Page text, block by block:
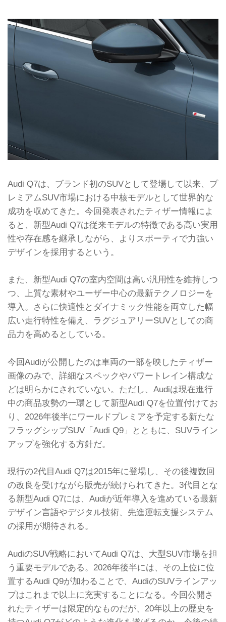
Audi Q7は、ブランド初のSUVとして登場して以来、プ
レミアムSUV市場における中核モデルとして世界的な
成功を収めてきた。今回発表されたティザー情報によ
ると、新型Audi Q7は従来モデルの特徴である高い実用
性や存在感を継承しながら、よりスポーティで力強い
デザインを採用するという。
また、新型Audi Q7の室内空間は高い汎用性を維持しつ
つ、上質な素材やユーザー中心の最新テクノロジーを
導入。さらに快適性とダイナミック性能を両立した幅
広い走行特性を備え、ラグジュアリーSUVとしての商
品力を高めるとしている。
今回Audiが公開したのは車両の一部を映したティザー
画像のみで、詳細なスペックやパワートレイン構成な
どは明らかにされていない。ただし、Audiは現在進行
中の商品攻勢の一環として新型Audi Q7を位置付けてお
り、2026年後半にワールドプレミアを予定する新たな
フラッグシップSUV「Audi Q9」とともに、SUVライン
アップを強化する方針だ。
現行の2代目Audi Q7は2015年に登場し、その後複数回
の改良を受けながら販売が続けられてきた。3代目とな
る新型Audi Q7には、Audiが近年導入を進めている最新
デザイン言語やデジタル技術、先進運転支援システム
の採用が期待される。
AudiのSUV戦略においてAudi Q7は、大型SUV市場を担
う重要モデルである。2026年後半には、その上位に位
置するAudi Q9が加わることで、AudiのSUVラインアッ
プはこれまで以上に充実することになる。今回公開さ
れたティザーは限定的なものだが、20年以上の歴史を